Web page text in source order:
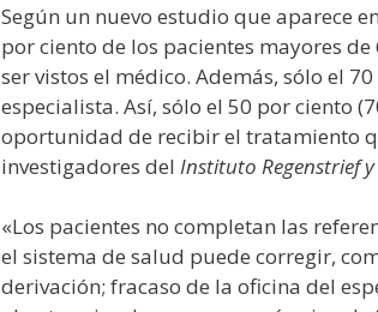
Según un nuevo estudio que aparece
por ciento de los pacientes mayores
ser vistos el médico. Además, sólo el
especialista. Así, sólo el 50 por ciento
oportunidad de recibir el tratamiento
investigadores del Instituto Regenstrief
«Los pacientes no completan las
el sistema de salud puede corregir,
derivación; fracaso de la oficina del